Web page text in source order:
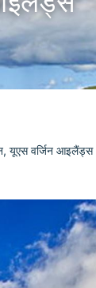
यूएस वर्जिन आइलैंड्स